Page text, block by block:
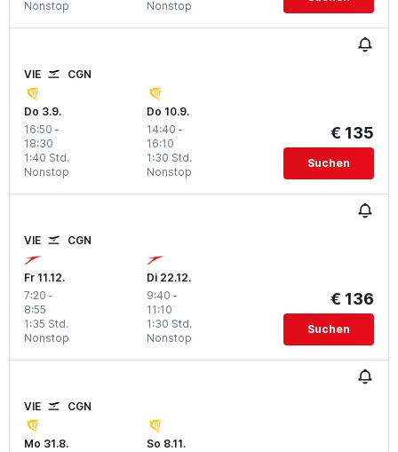
Nonstop Nonstop
VIE CGN
Do 3.9.
16:50 -
18:30
Nonstop
1:40 Std.
Do 10.9.
14:40 -
16:10
Nonstop
1:30 Std.
€ 135
Suchen
VIE CGN
Fr 11.12.
7:20 -
8:55
Nonstop
1:35 Std.
Di 22.12.
9:40 -
11:10
Nonstop
1:30 Std.
€ 136
Suchen
VIE CGN
Mo 31.8.
So 8.11.